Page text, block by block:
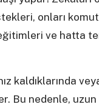
onları
ve hatta
kaldıklarında
Bu nedenle,